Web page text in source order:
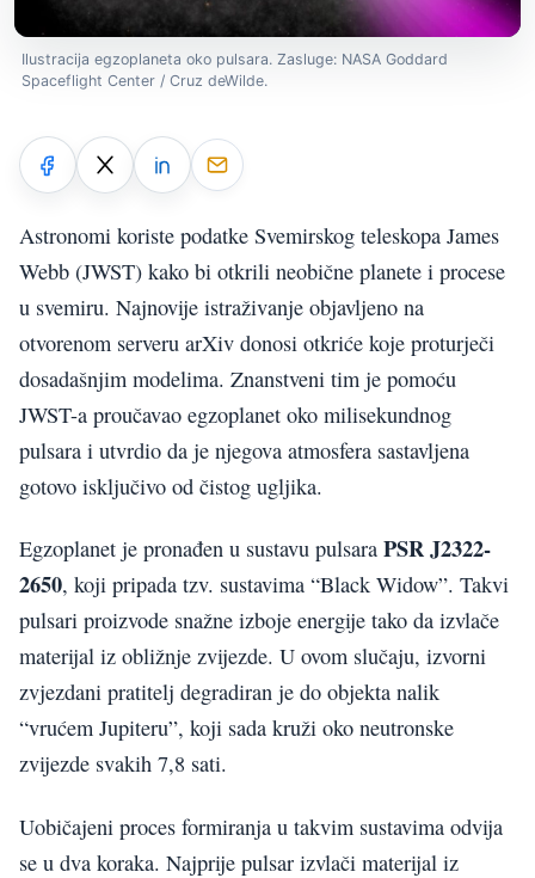
Ilustracija egzoplaneta oko pulsara. Zasluge: NASA Goddard
Spaceflight Center / Cruz deWilde.
Astronomi koriste podatke Svemirskog teleskopa James
Webb (JWST) kako bi otkrili neobične planete i procese
u svemiru. Najnovije istraživanje objavljeno na
otvorenom serveru arXiv donosi otkriće koje proturječi
dosadašnjim modelima. Znanstveni tim je pomoću
JWST-a proučavao egzoplanet oko milisekundnog
pulsara i utvrdio da je njegova atmosfera sastavljena
gotovo isključivo od čistog ugljika.
Egzoplanet je pronađen u sustavu pulsara PSR J2322-
2650, koji pripada tzv. sustavima “Black Widow”. Takvi
pulsari proizvode snažne izboje energije tako da izvlače
materijal iz obližnje zvijezde. U ovom slučaju, izvorni
zvjezdani pratitelj degradiran je do objekta nalik
“vrućem Jupiteru”, koji sada kruži oko neutronske
zvijezde svakih 7,8 sati.
Uobičajeni proces formiranja u takvim sustavima odvija
se u dva koraka. Najprije pulsar izvlači materijal iz